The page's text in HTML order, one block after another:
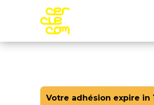
Aller au contenu principal
Votre adhésion expire in